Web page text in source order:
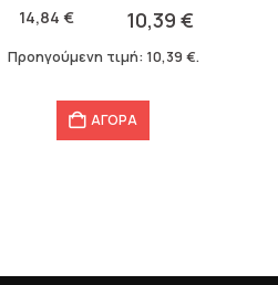
14,84€
was:
14,84 €.
10,39€
τιμή
είναι:
Προηγούμενη τιμή: 10,39 €.
ΑΓΟΡΑ